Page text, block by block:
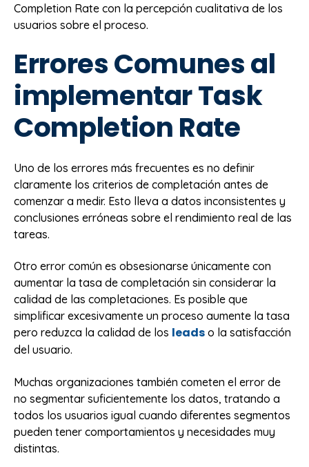
Completion Rate con la percepción cualitativa de los
usuarios sobre el proceso.
Errores Comunes al
implementar Task
Completion Rate
Uno de los errores más frecuentes es no definir
claramente los criterios de completación antes de
comenzar a medir. Esto lleva a datos inconsistentes y
conclusiones erróneas sobre el rendimiento real de las
tareas.
Otro error común es obsesionarse únicamente con
aumentar la tasa de completación sin considerar la
calidad de las completaciones. Es posible que
simplificar excesivamente un proceso aumente la tasa
pero reduzca la calidad de los leads o la satisfacción
del usuario.
Muchas organizaciones también cometen el error de
no segmentar suficientemente los datos, tratando a
todos los usuarios igual cuando diferentes segmentos
pueden tener comportamientos y necesidades muy
distintas.